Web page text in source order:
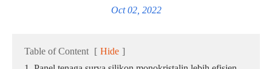
Oct 02, 2022
Table of Content [ Hide ]